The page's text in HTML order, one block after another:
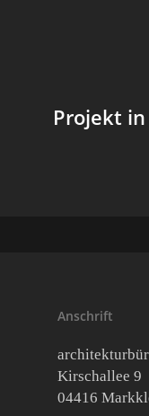
Projekt
Anschrift
Kirschallee 9
04416